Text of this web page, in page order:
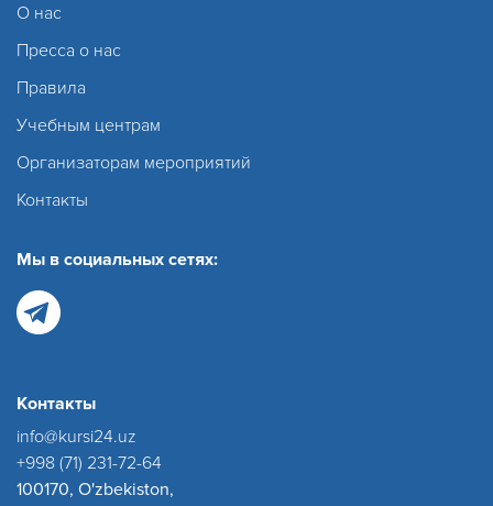
О нас
Пресса о нас
Правила
Учебным центрам
Организаторам мероприятий
Контакты
Мы в социальных сетях:
Контакты
info@kursi24.uz
+998 (71) 231-72-64
100170, O'zbekiston,